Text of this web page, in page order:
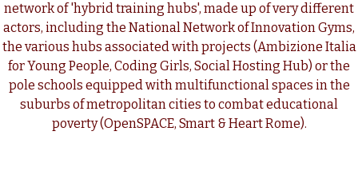
network of 'hybrid training hubs', made up of very different
actors, including the National Network of Innovation Gyms,
the various hubs associated with projects (Ambizione Italia
for Young People, Coding Girls, Social Hosting Hub) or the
pole schools equipped with multifunctional spaces in the
suburbs of metropolitan cities to combat educational
poverty (OpenSPACE, Smart & Heart Rome).